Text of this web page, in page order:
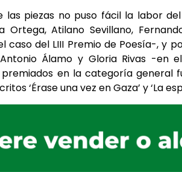
las piezas no puso fácil la labor
Ortega, Atilano Sevillano,
caso del LIII Premio de Poesía-, y
Álamo y Gloria Rivas -en
en la categoría general
‘Érase una vez en Gaza’ y ‘La